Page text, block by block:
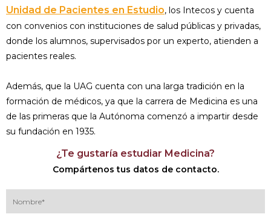
Unidad de Pacientes en Estudio, los Intecos y cuenta
con convenios con instituciones de salud públicas y privadas,
donde los alumnos, supervisados por un experto, atienden a
pacientes reales.
Además, que la UAG cuenta con una larga tradición en la
formación de médicos, ya que la carrera de Medicina es una
de las primeras que la Autónoma comenzó a impartir desde
su fundación en 1935.
¿Te gustaría estudiar Medicina?
Compártenos tus datos de contacto.